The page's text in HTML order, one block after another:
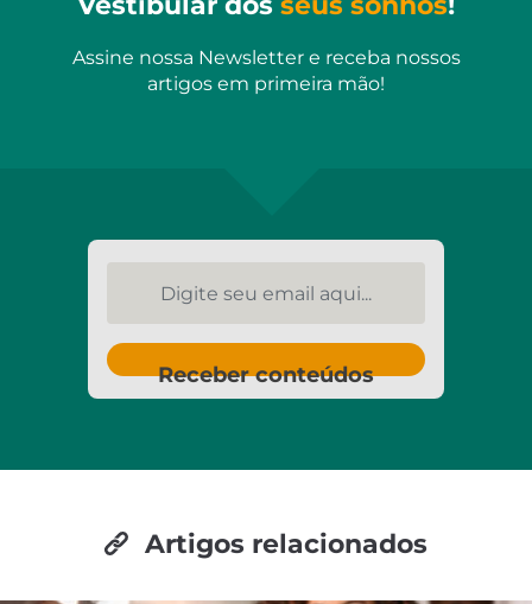
Assine nossa Newsletter e receba nossos
artigos em primeira mão!
Receber conteúdos
Artigos relacionados